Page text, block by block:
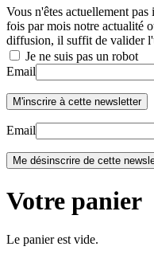
Vous n'êtes actuellement
fois par mois notre actualité
diffusion, il suffit de valider
Je ne suis pas un robot
Email
Email
Votre panier
Le panier est vide.